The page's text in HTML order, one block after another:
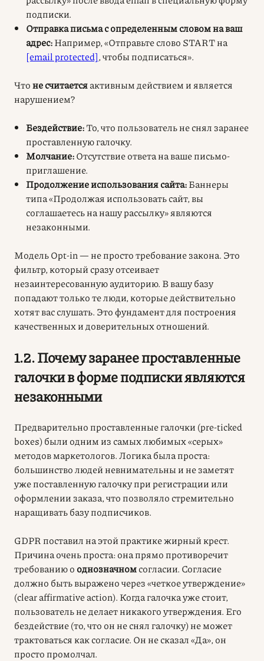
подписки.
Отправка письма с определенным словом на ваш
адрес:Например, «Отправьте слово START на
[email protected], чтобы подписаться».
Чтоне считаетсяактивным действием и является
нарушением?
Бездействие:То, что пользователь не снял заранее
проставленную галочку.
Молчание:Отсутствие ответа на ваше письмо-
приглашение.
Продолжение использования сайта:Баннеры
типа «Продолжая использовать сайт, вы
соглашаетесь на нашу рассылку» являются
незаконными.
Модель Opt-in — не просто требование закона. Это
фильтр, который сразу отсеивает
незаинтересованную аудиторию. В вашу базу
попадают только те люди, которые действительно
хотят вас слушать. Это фундамент для построения
качественных и доверительных отношений.
1.2. Почему заранее проставленные
галочки в форме подписки являются
незаконными
Предварительно проставленные галочки (pre-ticked
boxes) были одним из самых любимых «серых»
методов маркетологов. Логика была проста:
большинство людей невнимательны и не заметят
уже поставленную галочку при регистрации или
оформлении заказа, что позволяло стремительно
наращивать базу подписчиков.
GDPR поставил на этой практике жирный крест.
Причина очень проста: она прямо противоречит
требованию о однозначномсогласии. Согласие
должно быть выражено через «четкое утверждение»
(clear affirmative action). Когда галочка уже стоит,
пользователь не делает никакого утверждения. Его
бездействие (то, что он не снял галочку) не может
трактоваться как согласие. Он не сказал «Да», он
просто промолчал.